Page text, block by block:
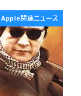
Apple関連ニュース